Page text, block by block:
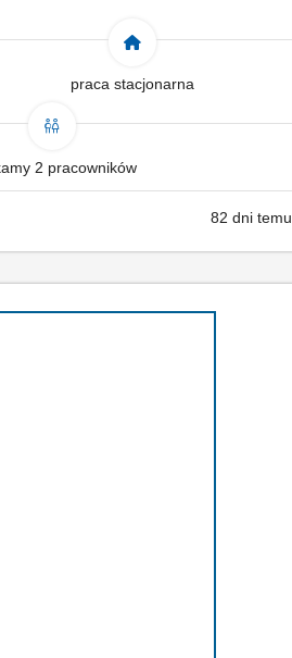
praca stacjonarna
2 pracowników
82 dni temu